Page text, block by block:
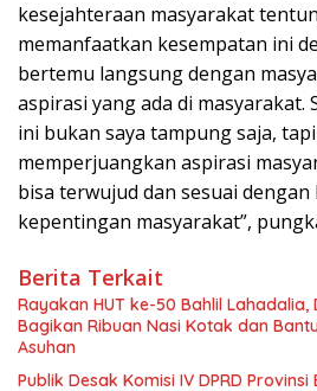
kesejahteraan masyarakat
memanfaatkan kesempatan ini
bertemu langsung dengan
aspirasi yang ada di masyarakat.
ini bukan saya tampung saja,
memperjuangkan aspirasi
bisa terwujud dan sesuai
kepentingan masyarakat”,
Berita Terkait
Rayakan HUT ke-50 Bahlil Lahadalia,
Bagikan Ribuan Nasi Kotak dan
Asuhan
Publik Desak Komisi IV DPRD